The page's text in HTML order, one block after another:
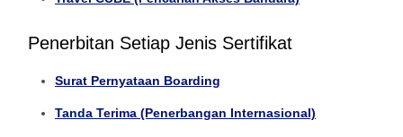
Penerbitan Setiap Jenis Sertifikat
Surat Pernyataan Boarding
Tanda Terima (Penerbangan Internasional)